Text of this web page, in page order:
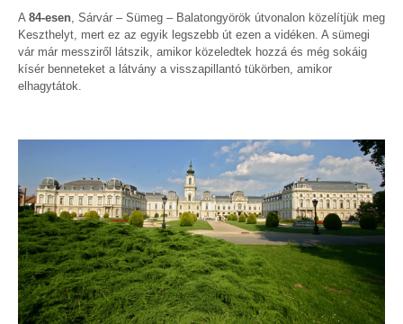
A 84-esen, Sárvár – Sümeg – Balatongyörök útvonalon közelítjük meg
Keszthelyt, mert ez az egyik legszebb út ezen a vidéken. A sümegi
vár már messziről látszik, amikor közeledtek hozzá és még sokáig
kísér benneteket a látvány a visszapillantó tükörben, amikor
elhagytátok.